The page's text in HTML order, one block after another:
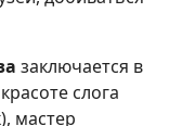
заключается в
слога
мастер